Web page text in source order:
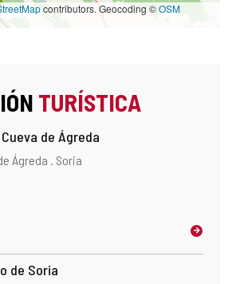
contributors. Geocoding ©OSM
TURÍSTICA
de Ágreda
Ágreda . Soria
de Soria